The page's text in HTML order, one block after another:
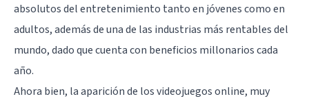
absolutos del entretenimiento tanto en jóvenes como en
adultos, además de una de las industrias más rentables del
mundo, dado que cuenta con beneficios millonarios cada
año.
Ahora bien, la aparición de los videojuegos online, muy